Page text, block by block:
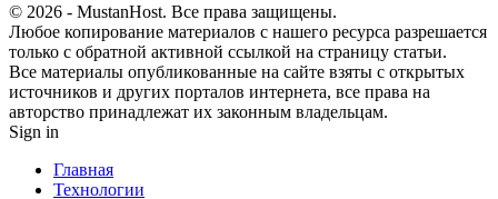
© 2026 - MustanHost. Все права защищены.
Любое копирование материалов с нашего ресурса разрешается
только с обратной активной ссылкой на страницу статьи.
Все материалы опубликованные на сайте взяты с открытых
источников и других порталов интернета, все права на
авторство принадлежат их законным владельцам.
Sign in
Главная
Технологии